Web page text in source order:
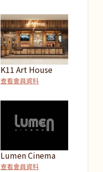
K11 Art House
查看會員資料
Lumen Cinema
查看會員資料